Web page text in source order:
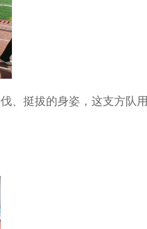
、挺拔的身姿，这支方队用